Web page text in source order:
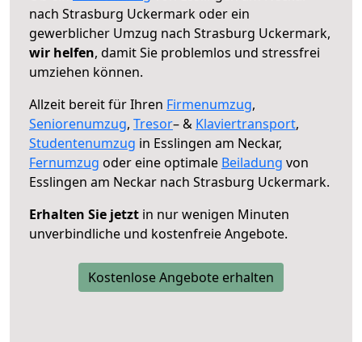
nach Strasburg Uckermark oder ein
gewerblicher Umzug nach Strasburg Uckermark,
wir helfen, damit Sie problemlos und stressfrei
umziehen können.
Allzeit bereit für Ihren Firmenumzug,
Seniorenumzug, Tresor– & Klaviertransport,
Studentenumzug in Esslingen am Neckar,
Fernumzug oder eine optimale Beiladung von
Esslingen am Neckar nach Strasburg Uckermark.
Erhalten Sie jetzt in nur wenigen Minuten
unverbindliche und kostenfreie Angebote.
Kostenlose Angebote erhalten